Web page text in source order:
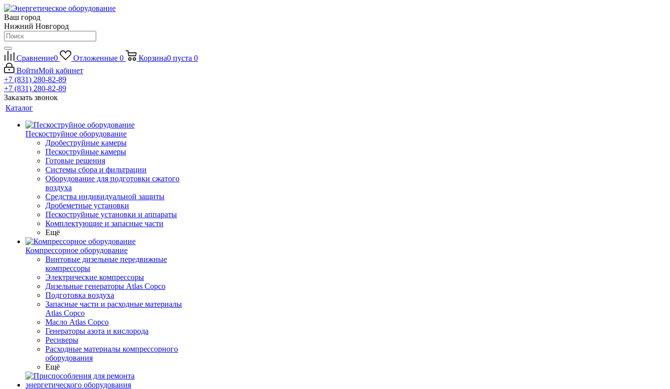
Ваш город
Нижний Новгород
Сравнение0 Отложенные 0 Корзина0 пуста 0
ВойтиМой кабинет
+7 (831) 280-82-89
+7 (831) 280-82-89
Заказать звонок
Каталог
Пескоструйное оборудование
Дробеструйные камеры
Пескоструйные камеры
Готовые решения
Системы сбора и фильтрации
Оборудование для подготовки сжатого
воздуха
Средства индивидуальной защиты
Дробеметные установки
Пескоструйные установки и аппараты
Комплектующие и запасные части
Ещё
Компрессорное оборудование
Винтовые дизельные передвижные
компрессоры
Электрические компрессоры
Дизельные генераторы Atlas Copco
Подготовка воздуха
Запасные части и расходные материалы
Atlas Copco
Масло Atlas Copco
Генераторы азота и кислорода
Ресиверы
Расходные материалы компрессорного
оборудования
Ещё